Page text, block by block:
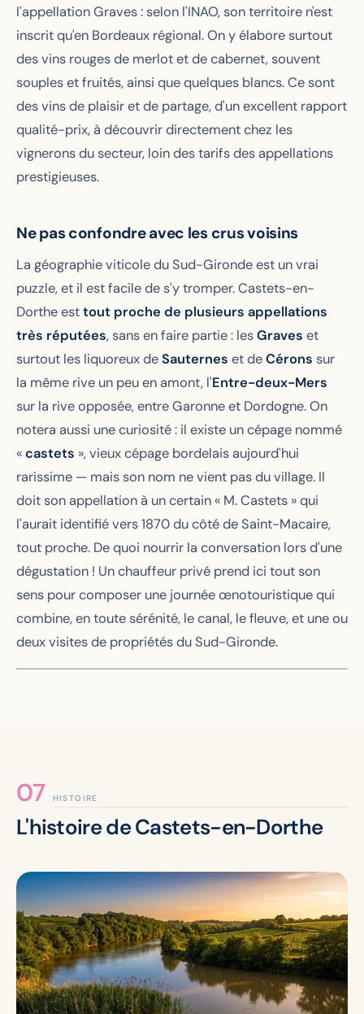
l'appellation Graves : selon l'INAO, son territoire n'est
inscrit qu'en Bordeaux régional. On y élabore surtout
des vins rouges de merlot et de cabernet, souvent
souples et fruités, ainsi que quelques blancs. Ce sont
des vins de plaisir et de partage, d'un excellent rapport
qualité-prix, à découvrir directement chez les
vignerons du secteur, loin des tarifs des appellations
prestigieuses.
Ne pas confondre avec les crus voisins
La géographie viticole du Sud-Gironde est un vrai
puzzle, et il est facile de s'y tromper. Castets-en-
Dorthe esttout proche de plusieurs appellations
très réputées, sans en faire partie : lesGraves et
surtout les liquoreux deSauternes et deCérons sur
la même rive un peu en amont, l'Entre-deux-Mers
sur la rive opposée, entre Garonne et Dordogne. On
notera aussi une curiosité : il existe un cépage nommé
«castets », vieux cépage bordelais aujourd'hui
rarissime — mais son nom ne vient pas du village. Il
doit son appellation à un certain « M. Castets » qui
l'aurait identifié vers 1870 du côté de Saint-Macaire,
tout proche. De quoi nourrir la conversation lors d'une
dégustation ! Un chauffeur privé prend ici tout son
sens pour composer une journée œnotouristique qui
combine, en toute sérénité, le canal, le fleuve, et une ou
deux visites de propriétés du Sud-Gironde.
HISTOIRE
L'histoire de Castets-en-Dorthe